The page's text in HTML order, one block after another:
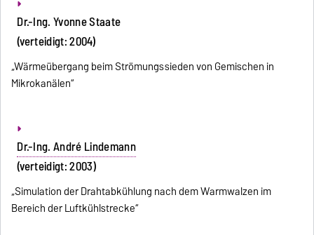
Dr.-Ing. Yvonne Staate
(verteidigt: 2004)
„Wärmeübergang beim Strömungssieden von Gemischen in
Mikrokanälen“
Dr.-Ing. André Lindemann
(verteidigt: 2003)
„Simulation der Drahtabkühlung nach dem Warmwalzen im
Bereich der Luftkühlstrecke“